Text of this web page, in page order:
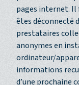
pages internet. Il
êtes déconnecté
prestataires
anonymes en
ordinateur/
informations
d’une prochaine